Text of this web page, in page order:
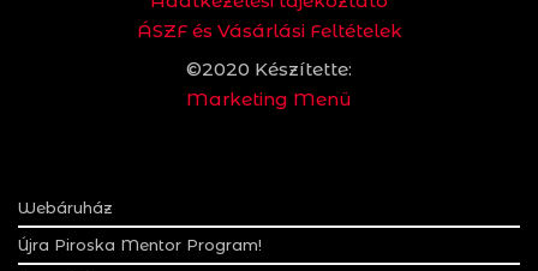
ÁSZF és Vásárlási Feltételek
©2020 Készítette:
Marketing Menü
Webáruház
Újra Piroska Mentor Program!